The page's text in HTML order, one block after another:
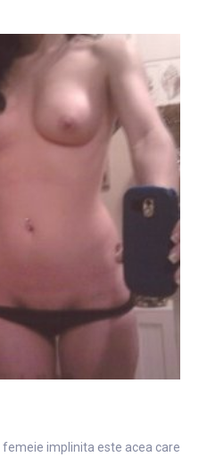
femeie implinita este acea care